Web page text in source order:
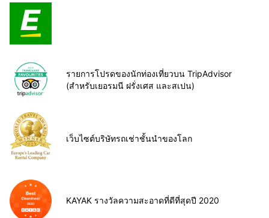
รายการโปรดของนักท่องเที่ยวบน TripAdvisor
(สำหรับเยอรมนี ฝรั่งเศส และสเปน)
เว็บไซต์บริษัทรถเช่าชั้นนำของโลก
KAYAK รางวัลความสะอาดที่ดีที่สุดปี 2020